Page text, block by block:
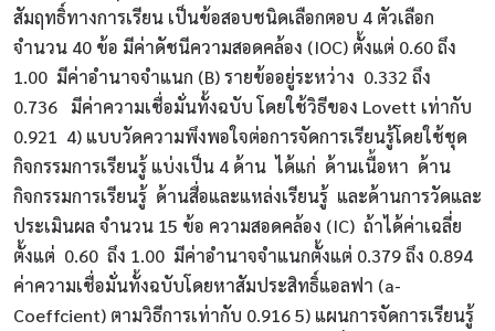
สัมฤทธิ์ทางการเรียน เป็นข้อสอบชนิดเลือกตอบ 4 ตัวเลือก
จำนวน 40 ข้อ มีค่าดัชนีความสอดคล้อง (IOC) ตั้งแต่ 0.60 ถึง
1.00 มีค่าอำนาจจำแนก (B) รายข้ออยู่ระหว่าง 0.332 ถึง
0.736 มีค่าความเชื่อมั่นทั้งฉบับ โดยใช้วิธีของ Lovett เท่ากับ
0.921 4) แบบวัดความพึงพอใจต่อการจัดการเรียนรู้โดยใช้ชุด
กิจกรรมการเรียนรู้ แบ่งเป็น 4 ด้าน ได้แก่ ด้านเนื้อหา ด้าน
กิจกรรมการเรียนรู้ ด้านสื่อและแหล่งเรียนรู้ และด้านการวัดและ
ประเมินผล จำนวน 15 ข้อ ความสอดคล้อง (IC) ถ้าได้ค่าเฉลี่ย
ตั้งแต่ 0.60 ถึง 1.00 มีค่าอำนาจจำแนกตั้งแต่ 0.379 ถึง 0.894
ค่าความเชื่อมั่นทั้งฉบับโดยหาสัมประสิทธิ์แอลฟา (a-
Coeffcient) ตามวิธีการเท่ากับ 0.916 5) แผนการจัดการเรียนรู้